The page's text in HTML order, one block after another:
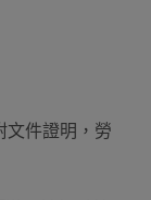
文件證明，勞